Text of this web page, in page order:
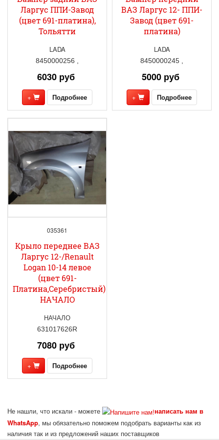
Ларгус ППИ-Завод
(цвет 691-платина),
Тольятти
LADA
8450000256 ,
6030 руб
+ Подробнее
ВАЗ Ларгус 12- ППИ-
Завод (цвет 691-
платина)
LADA
8450000245 ,
5000 руб
+ Подробнее
035361
Крыло переднее ВАЗ
Ларгус 12-/Renault
Logan 10-14 левое
(цвет 691-
Платина,Серебристый)
НАЧАЛО
НАЧАЛО
631017626R
7080 руб
+ Подробнее
Не нашли, что искали - можете
написать нам в
WhatsApp, мы обязательно поможем подобрать варианты как из
наличия так и из предложений наших поставщиков